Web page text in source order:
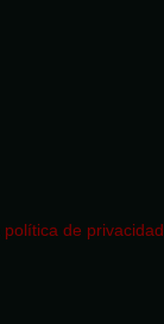
política de privacidad